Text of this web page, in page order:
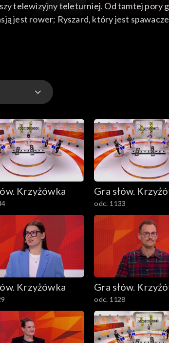
telewizyjny teleturniej. Od tamtej pory
jest rower; Ryszard, który jest
genealogii. Kto zwycięży w Finale
Krzyżówka Gra słów.
odc. 1133
Krzyżówka Gra słów.
odc. 1128